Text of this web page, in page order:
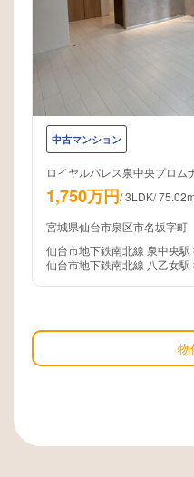
中古マンション
ロイヤルパレス泉中央プロム
1,750万円/3LDK/
宮城県仙台市泉区市名坂字町
仙台市地下鉄南北線 泉中央
仙台市地下鉄南北線 八乙女
物